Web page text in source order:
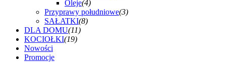
Oleje(4)
Przyprawy południowe(3)
SAŁATKI(8)
DLA DOMU(11)
KOCIOŁKI(19)
Nowości
Promocje